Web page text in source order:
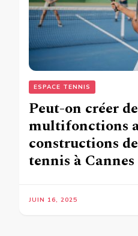
ESPACE TENNIS
Peut-on créer
multifonctions
constructions
tennis à Cannes
JUIN 16, 2025